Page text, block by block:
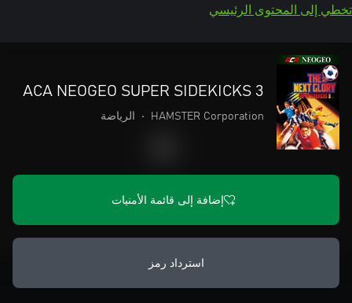
تخطي إلى المحتوى الرئيسي
ACA NEOGEO SUPER SIDEKICKS 3
HAMSTER Corporation
• الرياضة
إضافة إلى قائمة الأمنيات
استرداد رمز